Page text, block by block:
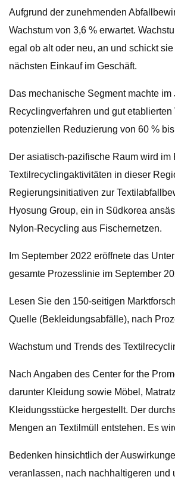
Aufgrund der zunehmenden
Wachstum von 3,6 % erwartet.
egal ob alt oder neu, an und schickt
nächsten Einkauf im Geschäft.
Das mechanische Segment machte
Recyclingverfahren und gut
potenziellen Reduzierung von 60 %
Der asiatisch-pazifische Raum wird
Textilrecyclingaktivitäten in dieser
Regierungsinitiativen zur
Hyosung Group, ein in Südkorea
Nylon-Recycling aus Fischernetzen.
Im September 2022 eröffnete das
gesamte Prozesslinie im September
Lesen Sie den 150-seitigen
Quelle (Bekleidungsabfälle), nach
Wachstum und Trends des
Nach Angaben des Center for the
darunter Kleidung sowie Möbel,
Kleidungsstücke hergestellt. Der
Mengen an Textilmüll entstehen. Es
Bedenken hinsichtlich der
veranlassen, nach nachhaltigeren und